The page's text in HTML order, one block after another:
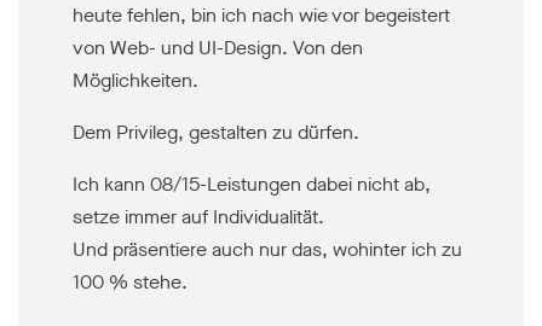
heute fehlen, bin ich nach wie vor begeistert
von Web- und UI-Design. Von den
Möglichkeiten.
Dem Privileg, gestalten zu dürfen.
Ich kann 08/15-Leistungen dabei nicht ab,
setze immer auf Individualität.
Und präsentiere auch nur das, wohinter ich zu
100 % stehe.